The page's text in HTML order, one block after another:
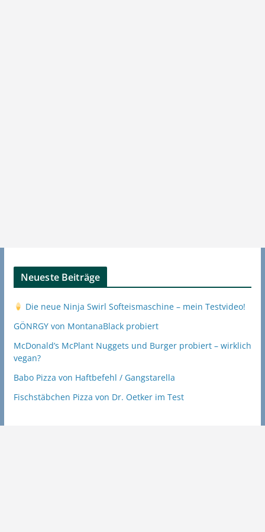
Neueste Beiträge
Die neue Ninja Swirl Softeismaschine – mein Testvideo!
GÖNRGY von MontanaBlack probiert
McDonald’s McPlant Nuggets und Burger probiert – wirklich
vegan?
Babo Pizza von Haftbefehl / Gangstarella
Fischstäbchen Pizza von Dr. Oetker im Test